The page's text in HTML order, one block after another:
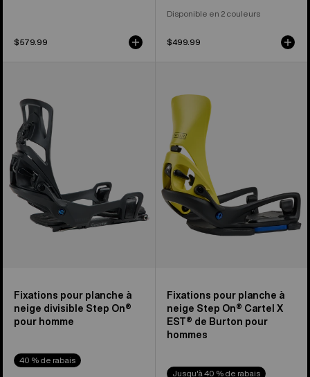
$579.99
Disponible en 2 couleurs
$499.99
planche
neige
divisible
Step
On®
Split
Fixations pour planche à
neige divisible Step On®
pour homme
40 % de rabais
planche
neige
Step
On®
Cartel
EST®
Fixations pour planche à
neige Step On® Cartel X
EST® de Burton pour
hommes
Jusqu'à 40 % de rabais